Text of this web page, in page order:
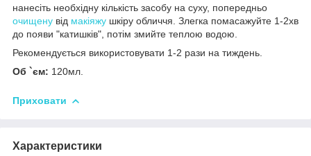
нанесіть необхідну кількість засобу на суху, попередньо
очищену від макіяжу шкіру обличчя. Злегка помасажуйте 1-2хв
до появи "катишків", потім змийте теплою водою.
Рекомендується використовувати 1-2 рази на тиждень.
Об `єм: 120мл.
Приховати
Характеристики